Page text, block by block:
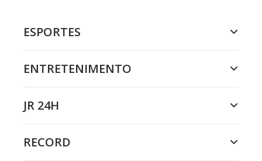
ESPORTES
ENTRETENIMENTO
JR 24H
RECORD